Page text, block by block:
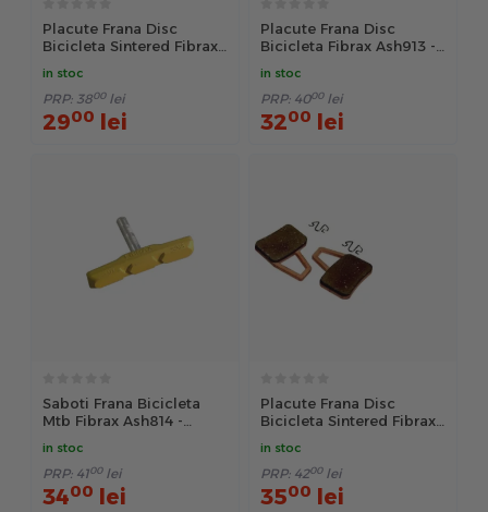
Placute Frana Disc
Bicicleta Sintered Fibrax
in stoc
PRP: 3800 lei
2900 lei
Placute Frana Disc
Bicicleta Fibrax Ash913 -
in stoc
PRP: 4000 lei
3200 lei
Saboti Frana Bicicleta
Mtb Fibrax Ash814 -
in stoc
PRP: 4100 lei
3400 lei
Placute Frana Disc
Bicicleta Sintered Fibrax
in stoc
PRP: 4200 lei
3500 lei